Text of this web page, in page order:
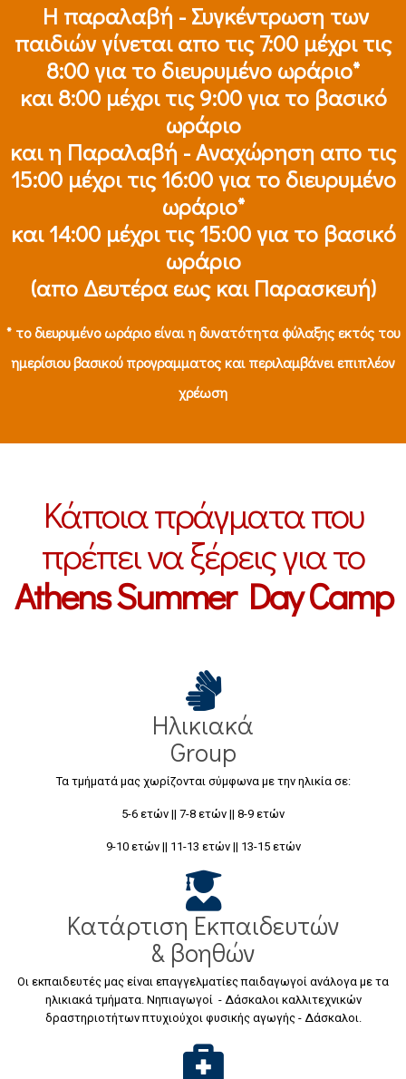
Η παραλαβή - Συγκέντρωση των
παιδιών γίνεται απο τις 7:00 μέχρι τις
8:00 για το διευρυμένο ωράριο*
και 8:00 μέχρι τις 9:00 για το βασικό
ωράριο
και η Παραλαβή - Αναχώρηση απο τις
15:00 μέχρι τις 16:00 για το διευρυμένο
ωράριο*
και 14:00 μέχρι τις 15:00 για το βασικό
ωράριο
(απο Δευτέρα εως και Παρασκευή)
* το διευρυμένο ωράριο είναι η δυνατότητα φύλαξης εκτός του
ημερίσιου βασικού προγραμματος και περιλαμβάνει επιπλέον
χρέωση
Κάποια πράγματα που
πρέπει να ξέρεις για το
Athens Summer Day Camp
Ηλικιακά
Group
Τα τμήματά μας χωρίζονται σύμφωνα με την ηλικία σε:
5-6 ετών || 7-8 ετών || 8-9 ετών
9-10 ετών || 11-13 ετών || 13-15 ετών
Κατάρτιση Εκπαιδευτών
& βοηθών
Οι εκπαιδευτές μας είναι επαγγελματίες παιδαγωγοί ανάλογα με τα
ηλικιακά τμήματα. Νηπιαγωγοί - Δάσκαλοι καλλιτεχνικών
δραστηριοτήτων πτυχιούχοι φυσικής αγωγής - Δάσκαλοι.